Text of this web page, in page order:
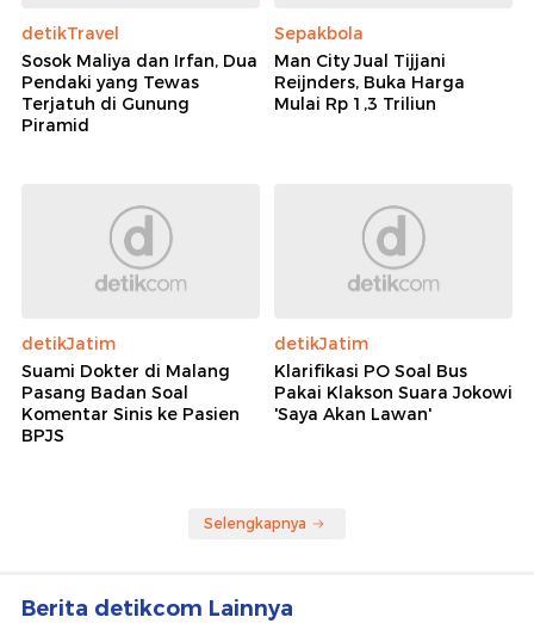
detikTravel
Sosok Maliya dan Irfan, Dua
Pendaki yang Tewas
Terjatuh di Gunung
Piramid
Sepakbola
Man City Jual Tijjani
Reijnders, Buka Harga
Mulai Rp 1,3 Triliun
detikJatim
Suami Dokter di Malang
Pasang Badan Soal
Komentar Sinis ke Pasien
BPJS
detikJatim
Klarifikasi PO Soal Bus
Pakai Klakson Suara Jokowi
'Saya Akan Lawan'
Selengkapnya
Berita detikcom Lainnya